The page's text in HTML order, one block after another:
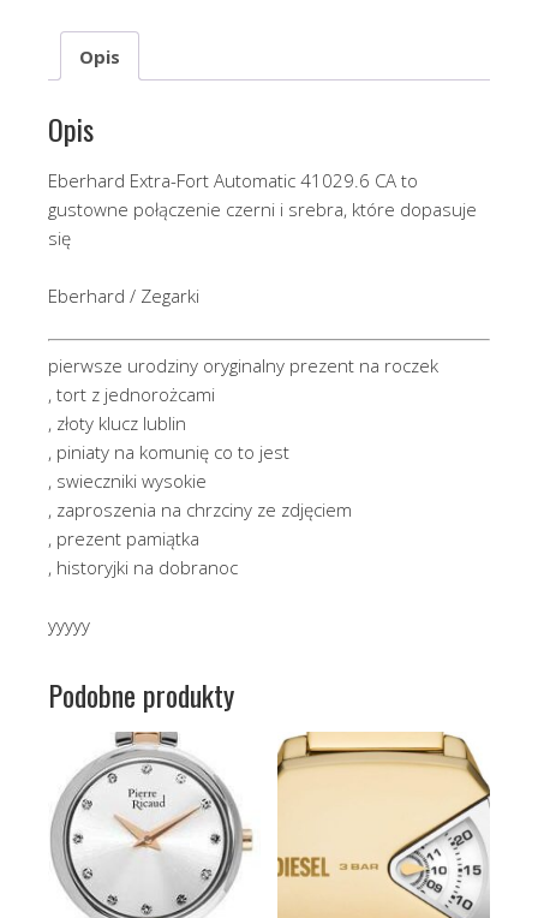
Opis
Opis
Eberhard Extra-Fort Automatic 41029.6 CA to
gustowne połączenie czerni i srebra, które dopasuje
się
Eberhard / Zegarki
pierwsze urodziny oryginalny prezent na roczek
, tort z jednorożcami
, złoty klucz lublin
, piniaty na komunię co to jest
, swieczniki wysokie
, zaproszenia na chrzciny ze zdjęciem
, prezent pamiątka
, historyjki na dobranoc
yyyyy
Podobne produkty